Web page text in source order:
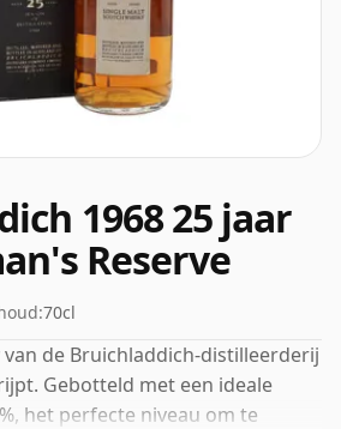
1968 25 jaar
Reserve
70cl
van de Bruichladdich-distilleerderij
Gebotteld met een ideale
het perfecte niveau om te